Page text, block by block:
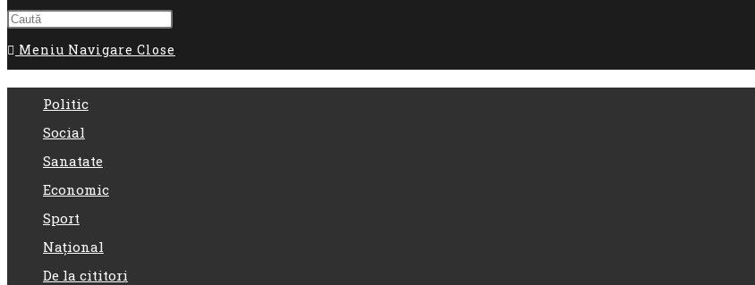
search
Meniu Navigare Close
Politic
Social
Sanatate
Economic
Sport
Național
De la cititori